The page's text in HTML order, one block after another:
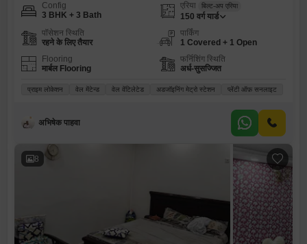
Config
3 BHK + 3 Bath
एरिया बिल्ट-अप एरिया
150 वर्ग यार्ड
पॉसेशन स्थिति
रहने के लिए तैयार
पार्किंग
1 Covered + 1 Open
Flooring
मार्बल Flooring
फर्निशिंग स्थिति
अर्ध-सुसज्जित
प्राइम लोकेशन वेल मेंटेन्ड वेल वेंटिलेटेड अडजॉइनिंग मेट्रो स्टेशन प्लेंटी ऑफ़ सनलाइट
अभिषेक पाहवा
8